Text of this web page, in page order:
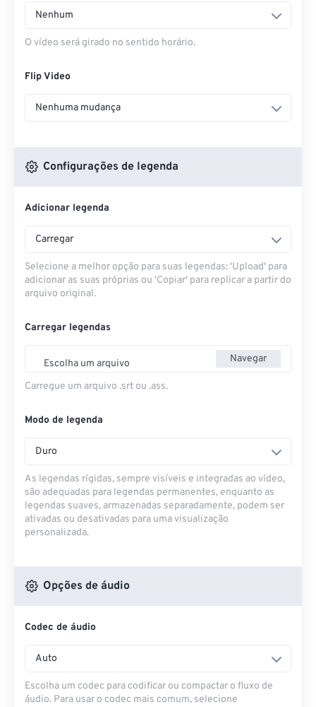
Nenhum
O vídeo será girado no sentido horário.
Flip Video
Nenhuma mudança
Configurações de legenda
Adicionar legenda
Carregar
Selecione a melhor opção para suas legendas: 'Upload' para
adicionar as suas próprias ou 'Copiar' para replicar a partir do
arquivo original.
Carregar legendas
Escolha um arquivo Navegar
Carregue um arquivo .srt ou .ass.
Modo de legenda
Duro
As legendas rígidas, sempre visíveis e integradas ao vídeo,
são adequadas para legendas permanentes, enquanto as
legendas suaves, armazenadas separadamente, podem ser
ativadas ou desativadas para uma visualização
personalizada.
Opções de áudio
Codec de áudio
Auto
Escolha um codec para codificar ou compactar o fluxo de
áudio. Para usar o codec mais comum, selecione